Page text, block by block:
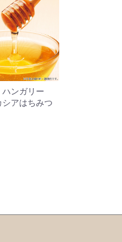
ハンガリー
アはちみつ